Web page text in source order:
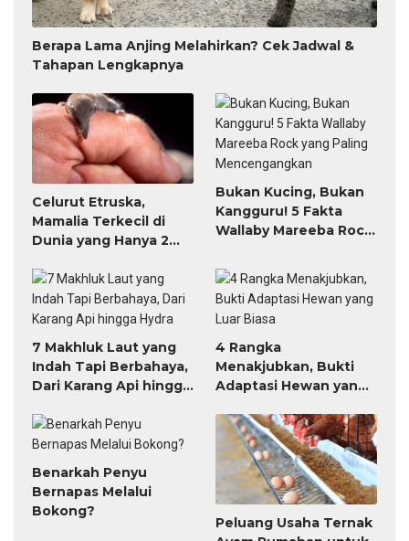
Berapa Lama Anjing Melahirkan? Cek Jadwal &
Tahapan Lengkapnya
Celurut Etruska,
Mamalia Terkecil di
Dunia yang Hanya 2
Bukan Kucing, Bukan
Kangguru! 5 Fakta
Wallaby Mareeba Rock
Mencengangkan
7 Makhluk Laut yang
Indah Tapi Berbahaya,
Dari Karang Api hingga
4 Rangka
Menakjubkan, Bukti
Adaptasi Hewan yang
Benarkah Penyu
Bernapas Melalui
Bokong?
Peluang Usaha Ternak